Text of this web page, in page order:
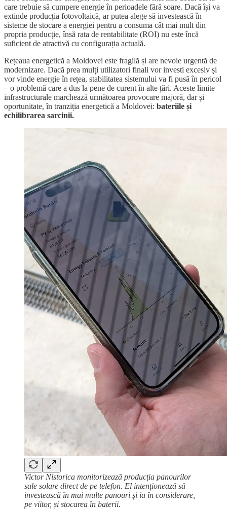
care trebuie să cumpere energie în perioadele fără soare. Dacă își va
extinde producția fotovoltaică, ar putea alege să investească în
sisteme de stocare a energiei pentru a consuma cât mai mult din
propria producție, însă rata de rentabilitate (ROI) nu este încă
suficient de atractivă cu configurația actuală.
Rețeaua energetică a Moldovei este fragilă și are nevoie urgentă de
modernizare. Dacă prea mulți utilizatori finali vor investi excesiv și
vor vinde energie în rețea, stabilitatea sistemului va fi pusă în pericol
– o problemă care a dus la pene de curent în alte țări. Aceste limite
infrastructurale marchează următoarea provocare majoră, dar și
oportunitate, în tranziția energetică a Moldovei: bateriile și
echilibrarea sarcinii.
Victor Nistorica monitorizează producția panourilor
sale solare direct de pe telefon. El intenționează să
investească în mai multe panouri și ia în considerare,
pe viitor, și stocarea în baterii.